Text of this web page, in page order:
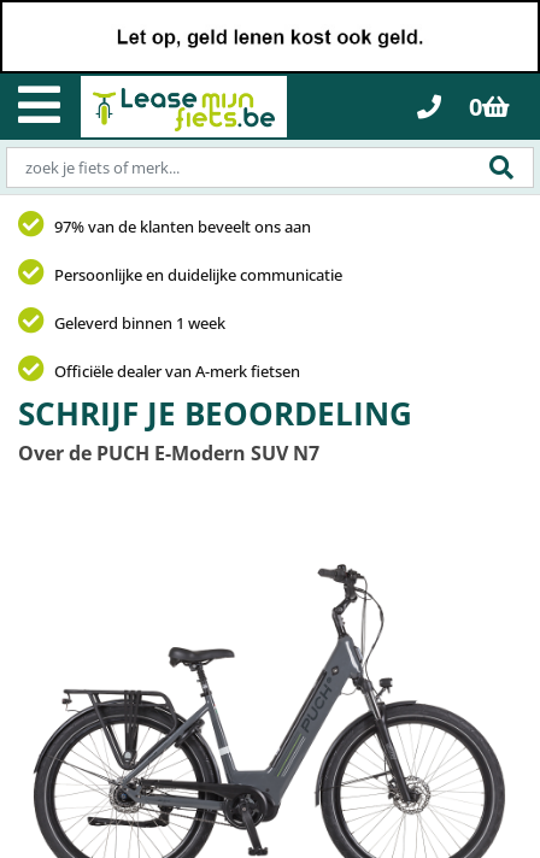
0
97% van de klanten beveelt ons aan
Persoonlijke en duidelijke communicatie
Geleverd binnen 1 week
Officiële dealer van A-merk fietsen
SCHRIJF JE BEOORDELING
Over de PUCH E-Modern SUV N7